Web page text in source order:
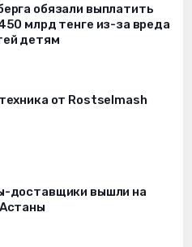
обязали выплатить
млрд тенге из-за вреда
детям
от Rostselmash
доставщики вышли на